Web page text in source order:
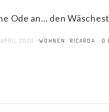
Ode an… den
2020 WOHNEN RICARDA 0